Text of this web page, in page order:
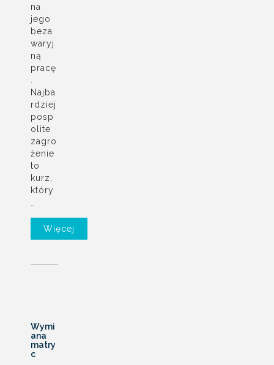
na
jego
beza
waryj
ną
pracę
Najba
rdziej
posp
olite
zagro
żenie
to
kurz,
który
Więcej
Wymi
ana
matry
c